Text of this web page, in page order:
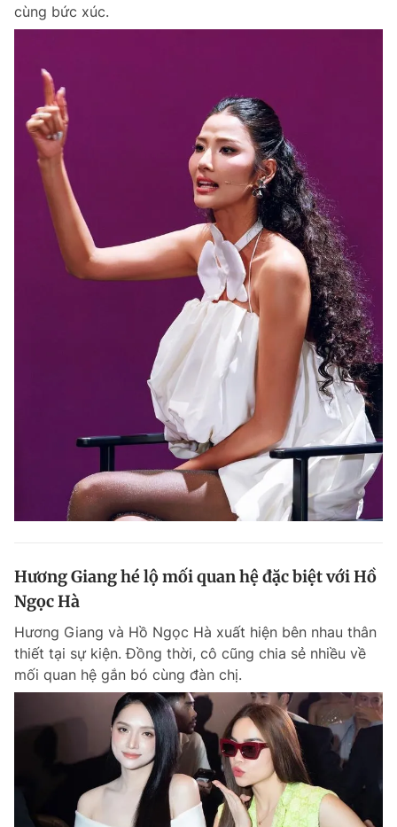
cùng bức xúc.
Hương Giang hé lộ mối quan hệ đặc biệt với Hồ
Ngọc Hà
Hương Giang và Hồ Ngọc Hà xuất hiện bên nhau thân
thiết tại sự kiện. Đồng thời, cô cũng chia sẻ nhiều về
mối quan hệ gắn bó cùng đàn chị.